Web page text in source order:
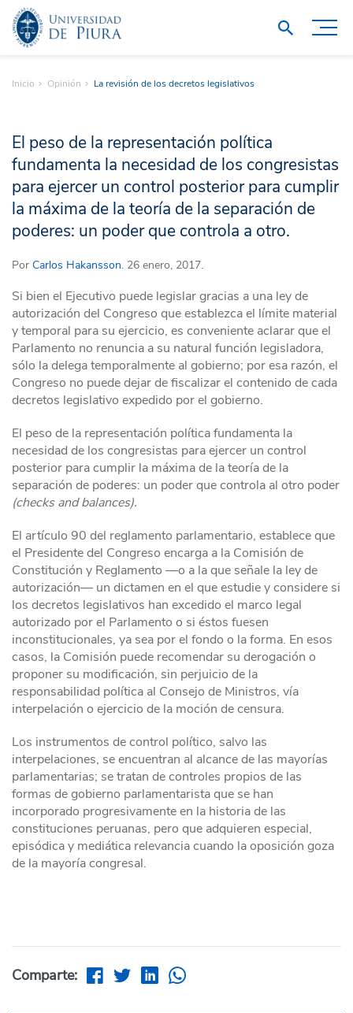
Inicio Opinión La revisión de los decretos legislativos
El peso de la representación política
fundamenta la necesidad de los congresistas
para ejercer un control posterior para cumplir
la máxima de la teoría de la separación de
poderes: un poder que controla a otro.
Por Carlos Hakansson. 26 enero, 2017.
Si bien el Ejecutivo puede legislar gracias a una ley de
autorización del Congreso que establezca el límite material
y temporal para su ejercicio, es conveniente aclarar que el
Parlamento no renuncia a su natural función legisladora,
sólo la delega temporalmente al gobierno; por esa razón, el
Congreso no puede dejar de fiscalizar el contenido de cada
decretos legislativo expedido por el gobierno.
El peso de la representación política fundamenta la
necesidad de los congresistas para ejercer un control
posterior para cumplir la máxima de la teoría de la
separación de poderes: un poder que controla al otro poder
(checks and balances).
El artículo 90 del reglamento parlamentario, establece que
el Presidente del Congreso encarga a la Comisión de
Constitución y Reglamento —o a la que señale la ley de
autorización— un dictamen en el que estudie y considere si
los decretos legislativos han excedido el marco legal
autorizado por el Parlamento o si éstos fuesen
inconstitucionales, ya sea por el fondo o la forma. En esos
casos, la Comisión puede recomendar su derogación o
proponer su modificación, sin perjuicio de la
responsabilidad política al Consejo de Ministros, vía
interpelación o ejercicio de la moción de censura.
Los instrumentos de control político, salvo las
interpelaciones, se encuentran al alcance de las mayorías
parlamentarias; se tratan de controles propios de las
formas de gobierno parlamentarista que se han
incorporado progresivamente en la historia de las
constituciones peruanas, pero que adquieren especial,
episódica y mediática relevancia cuando la oposición goza
de la mayoría congresal.
Comparte: